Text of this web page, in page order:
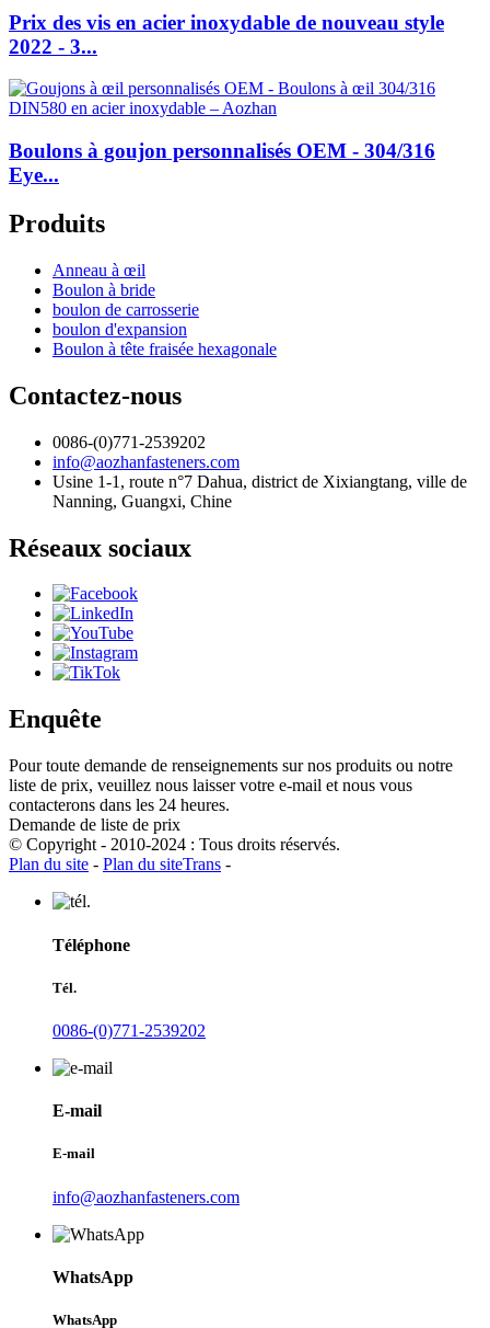
Prix des vis en acier inoxydable de nouveau style
2022 - 3...
Boulons à goujon personnalisés OEM - 304/316
Eye...
Produits
Anneau à œil
Boulon à bride
boulon de carrosserie
boulon d'expansion
Boulon à tête fraisée hexagonale
Contactez-nous
0086-(0)771-2539202
info@aozhanfasteners.com
Usine 1-1, route n°7 Dahua, district de Xixiangtang, ville de
Nanning, Guangxi, Chine
Réseaux sociaux
Enquête
Pour toute demande de renseignements sur nos produits ou notre
liste de prix, veuillez nous laisser votre e-mail et nous vous
contacterons dans les 24 heures.
Demande de liste de prix
© Copyright - 2010-2024 : Tous droits réservés.
Plan du site - Plan du siteTrans -
Téléphone
Tél.
0086-(0)771-2539202
E-mail
E-mail
info@aozhanfasteners.com
WhatsApp
WhatsApp